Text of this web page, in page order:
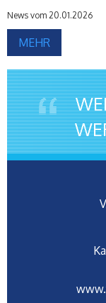
News vom 20.01.2026
MEHR